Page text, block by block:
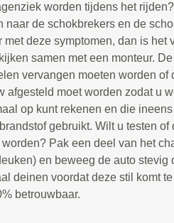
worden tijdens het
naar de schokbrekers en de
met deze symptomen, dan is het
samen met een monteur.
vervangen moeten worden of
afgesteld moet worden zodat u
op kunt rekenen en die
gebruikt. Wilt u testen
worden? Pak een deel van het
en beweeg de auto stevig
deinen voordat deze stil komt
betrouwbaar.